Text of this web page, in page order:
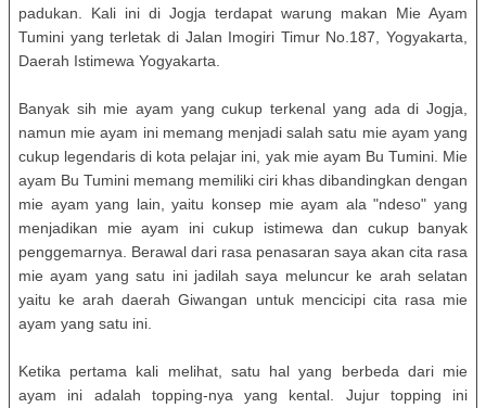
padukan. Kali ini di Jogja terdapat warung makan Mie Ayam
Tumini yang terletak di Jalan Imogiri Timur No.187, Yogyakarta,
Daerah Istimewa Yogyakarta.
Banyak sih mie ayam yang cukup terkenal yang ada di Jogja,
namun mie ayam ini memang menjadi salah satu mie ayam yang
cukup legendaris di kota pelajar ini, yak mie ayam Bu Tumini. Mie
ayam Bu Tumini memang memiliki ciri khas dibandingkan dengan
mie ayam yang lain, yaitu konsep mie ayam ala "ndeso" yang
menjadikan mie ayam ini cukup istimewa dan cukup banyak
penggemarnya. Berawal dari rasa penasaran saya akan cita rasa
mie ayam yang satu ini jadilah saya meluncur ke arah selatan
yaitu ke arah daerah Giwangan untuk mencicipi cita rasa mie
ayam yang satu ini.
Ketika pertama kali melihat, satu hal yang berbeda dari mie
ayam ini adalah topping-nya yang kental. Jujur topping ini